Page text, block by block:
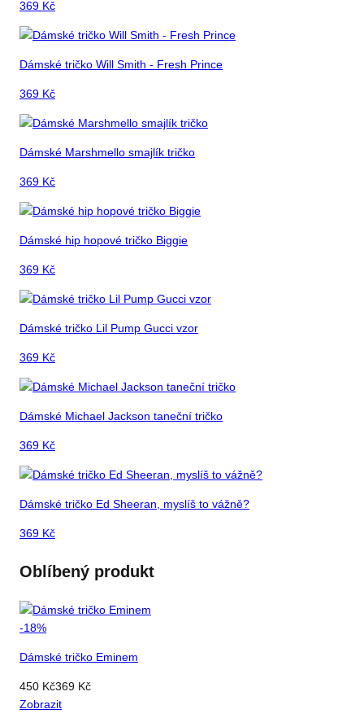
369 Kč
Dámské tričko Will Smith - Fresh Prince
369 Kč
Dámské Marshmello smajlík tričko
369 Kč
Dámské hip hopové tričko Biggie
369 Kč
Dámské tričko Lil Pump Gucci vzor
369 Kč
Dámské Michael Jackson taneční tričko
369 Kč
Dámské tričko Ed Sheeran, myslíš to vážně?
369 Kč
Oblíbený produkt
-18%
Dámské tričko Eminem
450 Kč369 Kč
Zobrazit